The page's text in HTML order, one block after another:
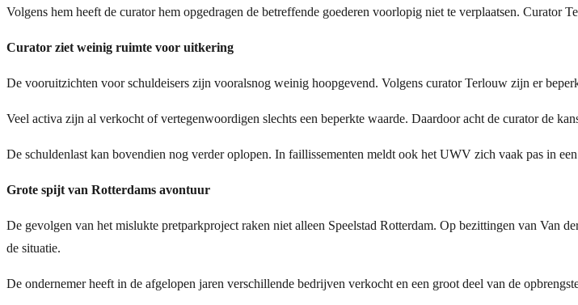
Volgens hem heeft de curator hem opgedragen de betreffende goederen voorlopig niet te verplaatsen. Curator
Curator ziet weinig ruimte voor uitkering
De vooruitzichten voor schuldeisers zijn vooralsnog weinig hoopgevend. Volgens curator Terlouw zijn er
Veel activa zijn al verkocht of vertegenwoordigen slechts een beperkte waarde. Daardoor acht de curator de
De schuldenlast kan bovendien nog verder oplopen. In faillissementen meldt ook het UWV zich vaak pas in
Grote spijt van Rotterdams avontuur
De gevolgen van het mislukte pretparkproject raken niet alleen Speelstad Rotterdam. Op bezittingen van Van
de situatie.
De ondernemer heeft in de afgelopen jaren verschillende bedrijven verkocht en een groot deel van de